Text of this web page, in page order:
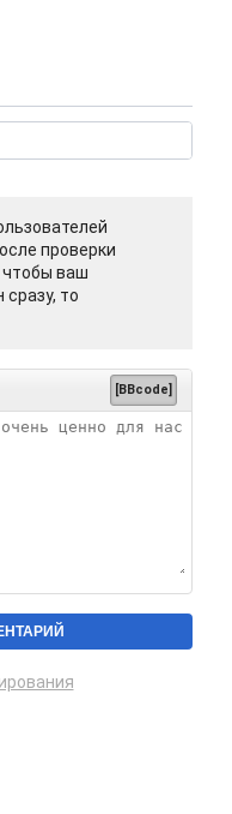
проверки
чтобы ваш
то
[BBcode]